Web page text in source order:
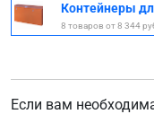
Контейнеры
8 товаров от 8 344
Если вам